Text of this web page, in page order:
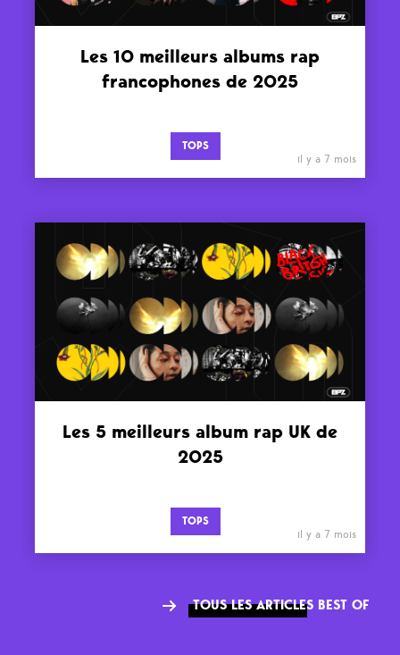
Les 10 meilleurs albums rap
francophones de 2025
TOPS
il y a 7 mois
Les 5 meilleurs album rap UK de
2025
TOPS
il y a 7 mois
TOUS LES ARTICLES BEST OF